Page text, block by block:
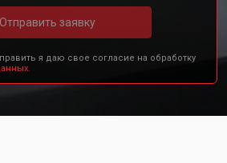
Отправить заявку
я даю свое согласие на обработку